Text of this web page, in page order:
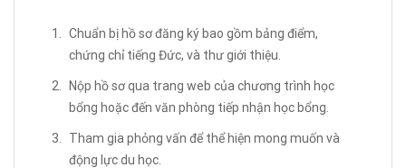
Chuẩn bị hồ sơ đăng ký bao gồm bảng điểm,
chứng chỉ tiếng Đức, và thư giới thiệu.
Nộp hồ sơ qua trang web của chương trình học
bổng hoặc đến văn phòng tiếp nhận học bổng.
Tham gia phỏng vấn để thể hiện mong muốn và
động lực du học.